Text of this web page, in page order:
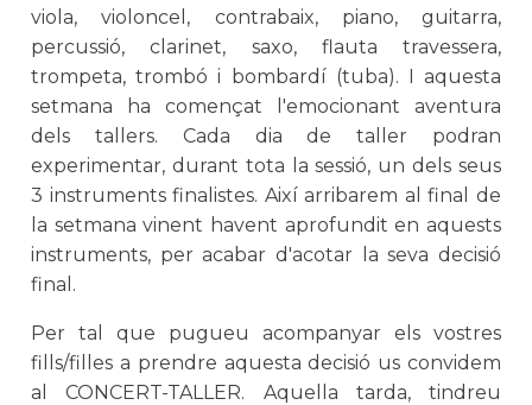
viola, violoncel, contrabaix, piano, guitarra,
percussió, clarinet, saxo, flauta travessera,
trompeta, trombó i bombardí (tuba). I aquesta
setmana ha començat l'emocionant aventura
dels tallers. Cada dia de taller podran
experimentar, durant tota la sessió, un dels seus
3 instruments finalistes. Així arribarem al final de
la setmana vinent havent aprofundit en aquests
instruments, per acabar d'acotar la seva decisió
final.
Per tal que pugueu acompanyar els vostres
fills/filles a prendre aquesta decisió us convidem
al CONCERT-TALLER. Aquella tarda, tindreu